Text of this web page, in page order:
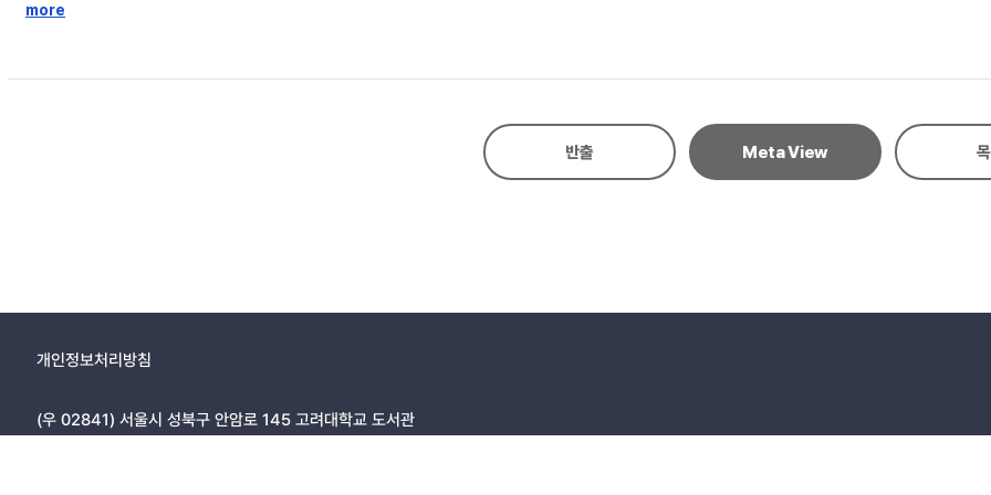
특성을 수정한 뒤 최종 합의안을 마련하였다. 이때 최종 합의된 초등 저학년의 학생 주도성을 신장하는 교육과정의 특성은 ‘교육과정이 전제해야 할
more
반출 Meta View
개인정보처리방침
(우 02841) 서울시 성북구 안암로 145 고려대학교 도서관